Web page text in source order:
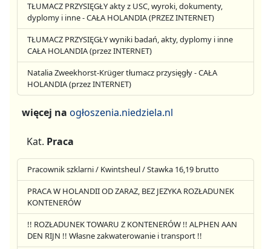
TŁUMACZ PRZYSIĘGŁY akty z USC, wyroki, dokumenty,
dyplomy i inne - CAŁA HOLANDIA (PRZEZ INTERNET)
TŁUMACZ PRZYSIĘGŁY wyniki badań, akty, dyplomy i inne
CAŁA HOLANDIA (przez INTERNET)
Natalia Zweekhorst-Krüger tłumacz przysięgły - CAŁA
HOLANDIA (przez INTERNET)
więcej na ogłoszenia.niedziela.nl
Kat. Praca
Pracownik szklarni / Kwintsheul / Stawka 16,19 brutto
PRACA W HOLANDII OD ZARAZ, BEZ JEZYKA ROZŁADUNEK
KONTENERÓW
!! ROZŁADUNEK TOWARU Z KONTENERÓW !! ALPHEN AAN
DEN RIJN !! Własne zakwaterowanie i transport !!